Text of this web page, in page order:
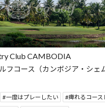
Club CAMBODIA
コース（カンボジア・シェ
一度はプレーしたい
痺れるコース